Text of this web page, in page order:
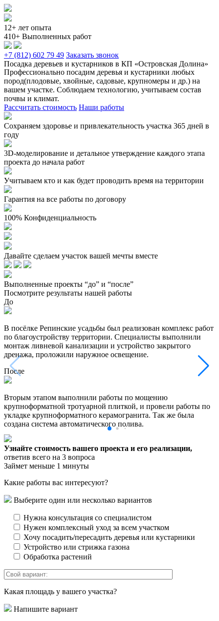
12+ лет опыта
410+ Выполненных работ
+7 (812) 602 79 49 Заказать звонок
Посадка деревьев и кустарников в КП «Островская Долина»
Профессионально посадим деревья и кустарники любых
пород(плодовые, хвойные, садовые, крупномеры и др.) на
вашем участке. Соблюдаем технологию, учитываем состав
почвы и климат.
Рассчитать стоимость Наши работы
Сохраняем здоровье и привлекательность участка 365 дней в
году
3D-моделирование и детальное утверждение каждого этапа
проекта до начала работ
Учитываем кто и как будет проводить время на территории
Гарантия на все работы по договору
100% Конфиденциальность
Давайте сделаем участок вашей мечты вместе
Выполненные проекты “до” и “после”
Посмотрите результаты нашей работы
До
В посёлке Репинские усадьбы был реализован комплекс работ
по благоустройству территории. Специалисты выполнили
монтаж ливневой канализации и устройство закрытого
дренажа, проложили наружное освещение.
После
Вторым этапом выполнили работы по мощению
крупноформатной тротуарной плиткой, и провели работы по
укладке крупноформатного керамогранита. Так же была
создана система автоматического полива.
Узнайте стоимость вашего проекта и его реализации,
ответив всего на 3 вопроса
Займет меньше 1 минуты
Какие работы вас интересуют?
Выберите один или несколько вариантов
Нужна консультация со специалистом
Нужен комплексный уход за всем участком
Хочу посадить/пересадить деревья или кустарники
Устройство или стрижка газона
Обработка растений
Какая площадь у вашего участка?
Напишите вариант